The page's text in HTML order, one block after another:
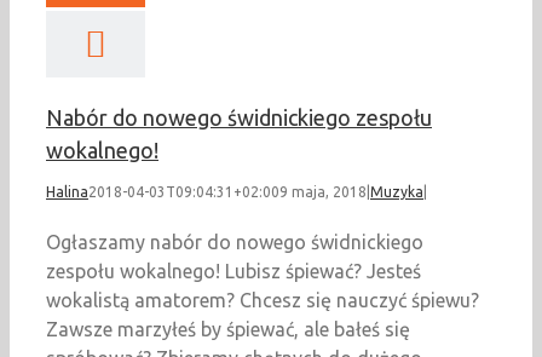
Nabór do nowego świdnickiego zespołu
wokalnego!
Halina2018-04-03T09:04:31+02:009 maja, 2018 Muzyka
Ogłaszamy nabór do nowego świdnickiego
zespołu wokalnego! Lubisz śpiewać? Jesteś
wokalistą amatorem? Chcesz się nauczyć śpiewu?
Zawsze marzyłeś by śpiewać, ale bałeś się